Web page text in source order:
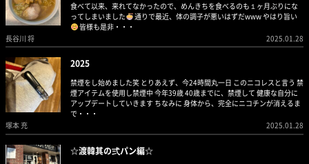
食べて以来、来れてなかったので、めんきちを食べるのも１ヶ月ぶりにな
ってしまいました
通りで最近、体の調子が悪いはずだwww やはり旨い
皆様も是非・・・
長谷川 将
2025.01.28
2025
禁煙をし始めました笑 とりあえず、今24時間丸一日 このニコレスと言う 禁
煙アイテムを使用し禁煙中 今年39歳 40歳までに、禁煙して 健康な自分に
アップデートしていきます ちなみに 身体から、完全にニコチンが消えるま
で・・・
塚本 充
2025.01.28
☆渡韓其の弍パン編☆